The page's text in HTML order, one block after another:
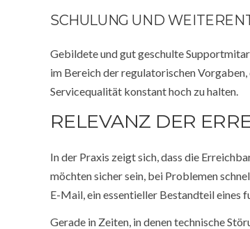
SCHULUNG UND
Gebildete und gut geschulte
im Bereich der regulatorischen
Servicequalität konstant hoch zu halten.
RELEVANZ DER
In der Praxis zeigt sich, dass die
möchten sicher sein, bei Problemen
E-Mail, ein essentieller Bestandteil eines
Gerade in Zeiten, in denen technische